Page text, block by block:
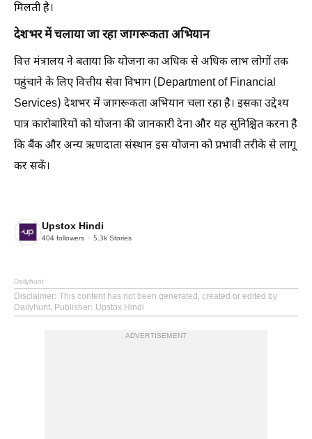
मिलती है।
देशभर में चलाया जा रहा जागरूकता अभियान
वित्त मंत्रालय ने बताया कि योजना का अधिक से अधिक लाभ लोगों तक
पहुंचाने के लिए वित्तीय सेवा विभाग (Department of Financial
Services) देशभर में जागरूकता अभियान चला रहा है। इसका उद्देश्य
पात्र कारोबारियों को योजना की जानकारी देना और यह सुनिश्चित करना है
कि बैंक और अन्य ऋणदाता संस्थान इस योजना को प्रभावी तरीके से लागू
कर सकें।
Upstox Hindi
404 followers 5.3k Stories
Dailyhunt
Disclaimer: This content has not been generated, created or edited by
Dailyhunt. Publisher: Upstox Hindi
ADVERTISEMENT